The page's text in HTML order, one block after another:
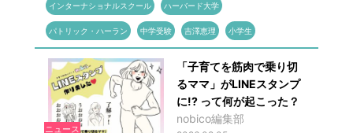
インターナショナルスクール ハーバード大学
パトリック・ハーラン 中学受験 吉澤恵理 小学生
ニュース
「子育てを筋肉で乗り切
るママ」がLINEスタンプ
に!? って何が起こった？
nobico編集部